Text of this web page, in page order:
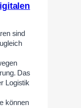
sind
Das
Logistik
können